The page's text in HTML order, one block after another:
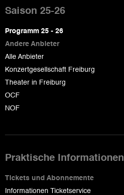
de
page
Saison 25-26
Programm 25 - 26
Andere Anbieter
Alle Anbieter
Konzertgesellschaft Freiburg
Theater in Freiburg
OCF
NOF
Praktische Informationen
Tickets und Abonnemente
Informationen Ticketservice